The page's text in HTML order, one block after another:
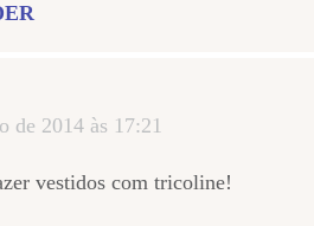
de 2014 às 17:21
vestidos com tricoline!